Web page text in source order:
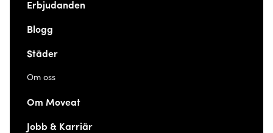
Erbjudanden
Blogg
Städer
Om oss
Om Moveat
Jobb & Karriär